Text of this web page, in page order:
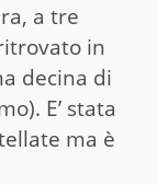
a tre
in
decina di
E’ stata
ma è